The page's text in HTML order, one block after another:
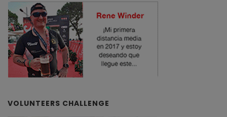
VOLUNTEERS CHALLENGE